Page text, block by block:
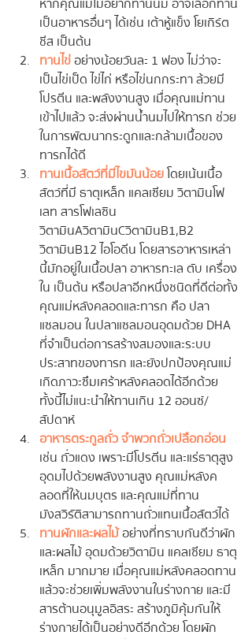
เป็นอาหารอื่นๆ ได้เช่น เต้าหู้แข็ง โยเกิร์ต
ชีส เป็นต้น
ทานไข่ อย่างน้อยวันละ 1 ฟอง ไม่ว่าจะ
เป็นไข่เป็ด ไข่ไก่ หรือไข่นกกระทา ล้วยมี
โปรตีน และพลังงานสูง เมื่อคุณแม่ทาน
เข้าไปแล้ว จะส่งผ่านน้ำนมไปให้ทารก ช่วย
ในการพัฒนากระดูกและกล้ามเนื้อของ
ทารกได้ดี
ทานเนื้อสัตว์ที่มีไขมันน้อย โดยเน้นเนื้อ
สัตว์ที่มี ธาตุเหล็ก แคลเซียม วิตามินโฟ
เลท สารโฟเลซิน
วิตามินA วิตามินC วิตามินB1,B2
วิตามินB12 ไอโอดีน โดยสารอาหารเหล่า
นี้มักอยู่ในเนื้อปลา อาหารทะเล ตับ เครื่อง
ใน เป็นต้น หรือปลาอีกหนึ่งชนิดที่ดีต่อทั้ง
คุณแม่หลังคลอดและทารก คือ ปลา
แซลมอน ในปลาแซลมอนอุดมด้วย DHA
ที่จำเป็นต่อการสร้างสมองและระบบ
ประสาทของทารก และยังปกป้องคุณแม่
เกิดภาวะซึมเศร้าหลังคลอดได้อีกด้วย
ทั้งนี้ไม่แนะนำให้ทานเกิน 12 ออนซ์/
สัปดาห์
อาหารตระกูลถั่ว จำพวกถั่วเปลือกอ่อน
เช่น ถั่วแดง เพราะมีโปรตีน และแร่ธาตุสูง
อุดมไปด้วยพลังงานสูง คุณแม่หลังค
ลอดที่ให้นมบุตร และคุณแม่ที่ทาน
มังสวิรัติสามารถทานถั่วแทนเนื้อสัตว์ได้
ทานผักและผลไม้ อย่างที่ทราบกันดีว่าผัก
และผลไม้ อุดมด้วยวิตามิน แคลเซียม ธาตุ
เหล็ก มากมาย เมื่อคุณแม่หลังคลอดทาน
แล้วจะช่วยเพิ่มพลังงานในร่างกาย และมี
สารต้านอนุมูลอิสระ สร้างภูมิคุ้มกันให้
ร่างกายได้เป็นอย่างดีอีกด้วย โดยผัก